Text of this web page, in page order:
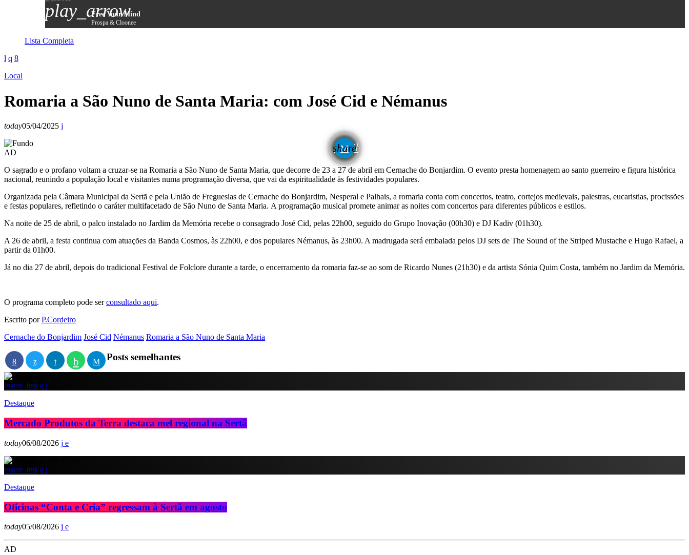
play_arrow
Free Your Mind
Prospa & Cloonee
Lista Completa
Local
Romaria a São Nuno de Santa Maria: com José Cid e Némanus
today05/04/2025
share
email
AD
O sagrado e o profano voltam a cruzar-se na Romaria a São Nuno de Santa Maria, que decorre de 23 a 27 de abril em Cernache do Bonjardim. O evento presta homenagem ao santo guerreiro e figura histórica
nacional, reunindo a população local e visitantes numa programação diversa, que vai da espiritualidade às festividades populares.
Organizada pela Câmara Municipal da Sertã e pela União de Freguesias de Cernache do Bonjardim, Nesperal e Palhais, a romaria conta com concertos, teatro, cortejos medievais, palestras, eucaristias, procissões
e festas populares, refletindo o caráter multifacetado de São Nuno de Santa Maria. A programação musical promete animar as noites com concertos para diferentes públicos e estilos.
Na noite de 25 de abril, o palco instalado no Jardim da Memória recebe o consagrado José Cid, pelas 22h00, seguido do Grupo Inovação (00h30) e DJ Kadiv (01h30).
A 26 de abril, a festa continua com atuações da Banda Cosmos, às 22h00, e dos populares Némanus, às 23h00. A madrugada será embalada pelos DJ sets de The Sound of the Striped Mustache e Hugo Rafael, a
partir da 01h00.
Já no dia 27 de abril, depois do tradicional Festival de Folclore durante a tarde, o encerramento da romaria faz-se ao som de Ricardo Nunes (21h30) e da artista Sónia Quim Costa, também no Jardim da Memória.
O programa completo pode serconsultado aqui.
Escrito porP.Cordeiro
Cernache do Bonjardim José Cid Némanus Romaria a São Nuno de Santa Maria
Posts semelhantes
insert_link
Destaque
Mercado Produtos da Terra destaca mel regional na Sertã
today06/08/2026
insert_link
Destaque
Oficinas “Conta e Cria” regressam à Sertã em agosto
today05/08/2026
AD